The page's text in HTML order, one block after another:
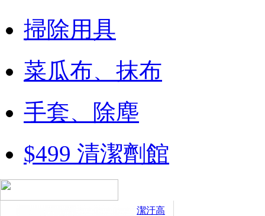
掃除用具
菜瓜布、抹布
手套、除塵
$499 清潔劑館
潔汙高